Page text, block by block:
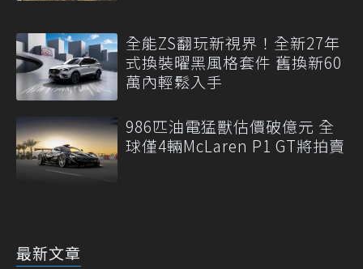
全能ZS翻玩新視界！全新27年
式換裝曜黑風格套件 舊換新60
萬內輕鬆入手
986匹油電猛獸估價破億元 全
球僅4輛McLaren P1 GT將拍賣
最新文章